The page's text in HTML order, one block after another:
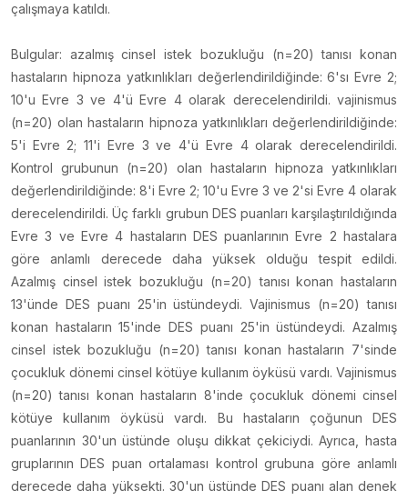
çalışmaya katıldı.
Bulgular: azalmış cinsel istek bozukluğu (n=20) tanısı konan
hastaların hipnoza yatkınlıkları değerlendirildiğinde: 6'sı Evre 2;
10'u Evre 3 ve 4'ü Evre 4 olarak derecelendirildi. vajinismus
(n=20) olan hastaların hipnoza yatkınlıkları değerlendirildiğinde:
5'i Evre 2; 11'i Evre 3 ve 4'ü Evre 4 olarak derecelendirildi.
Kontrol grubunun (n=20) olan hastaların hipnoza yatkınlıkları
değerlendirildiğinde: 8'i Evre 2; 10'u Evre 3 ve 2'si Evre 4 olarak
derecelendirildi. Üç farklı grubun DES puanları karşılaştırıldığında
Evre 3 ve Evre 4 hastaların DES puanlarının Evre 2 hastalara
göre anlamlı derecede daha yüksek olduğu tespit edildi.
Azalmış cinsel istek bozukluğu (n=20) tanısı konan hastaların
13'ünde DES puanı 25'in üstündeydi. Vajinismus (n=20) tanısı
konan hastaların 15'inde DES puanı 25'in üstündeydi. Azalmış
cinsel istek bozukluğu (n=20) tanısı konan hastaların 7'sinde
çocukluk dönemi cinsel kötüye kullanım öyküsü vardı. Vajinismus
(n=20) tanısı konan hastaların 8'inde çocukluk dönemi cinsel
kötüye kullanım öyküsü vardı. Bu hastaların çoğunun DES
puanlarının 30'un üstünde oluşu dikkat çekiciydi. Ayrıca, hasta
gruplarının DES puan ortalaması kontrol grubuna göre anlamlı
derecede daha yüksekti. 30'un üstünde DES puanı alan denek